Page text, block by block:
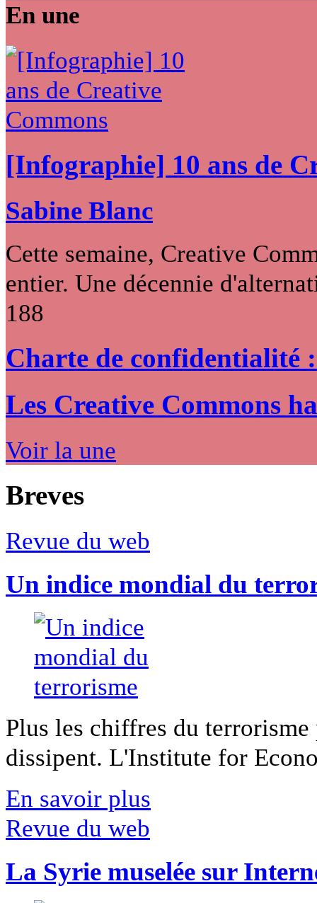
En une
[Infographie] 10 ans de
Sabine Blanc
Cette semaine, Creative
entier. Une décennie
188
Charte de confidentialité
Les Creative Commons
Voir la une
Breves
Revue du web
Un indice mondial du
Plus les chiffres du
dissipent. L'Institute for
En savoir plus
Revue du web
La Syrie muselée sur